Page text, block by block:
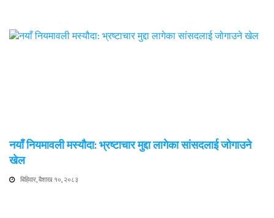
नयाँ नियमावली मस्यौदा: भ्रष्टाचार मुद्दा लागेका सांसदलाई जोगाउने
खेल
बिहिवार, बैशाख १०, २०८३